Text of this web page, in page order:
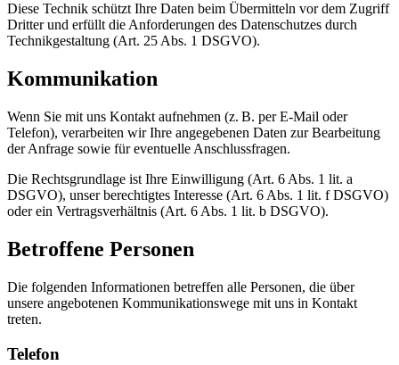
Diese Technik schützt Ihre Daten beim Übermitteln vor dem Zugriff
Dritter und erfüllt die Anforderungen des Datenschutzes durch
Technikgestaltung (Art. 25 Abs. 1 DSGVO).
Kommunikation
Wenn Sie mit uns Kontakt aufnehmen (z. B. per E-Mail oder
Telefon), verarbeiten wir Ihre angegebenen Daten zur Bearbeitung
der Anfrage sowie für eventuelle Anschlussfragen.
Die Rechtsgrundlage ist Ihre Einwilligung (Art. 6 Abs. 1 lit. a
DSGVO), unser berechtigtes Interesse (Art. 6 Abs. 1 lit. f DSGVO)
oder ein Vertragsverhältnis (Art. 6 Abs. 1 lit. b DSGVO).
Betroffene Personen
Die folgenden Informationen betreffen alle Personen, die über
unsere angebotenen Kommunikationswege mit uns in Kontakt
treten.
Telefon